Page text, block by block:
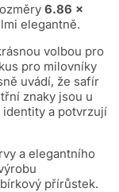
6.86 ×
elegantně.
volbou pro
pro milovníky
uvádí, že safír
znaky jsou u
a potvrzují
a elegantního
přírůstek.